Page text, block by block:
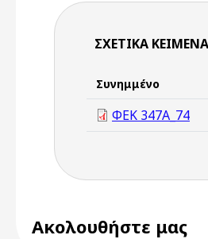
ΣΧΕΤΙΚΆ ΚΕΊΜΕΝΑ
Συνημμένο
ΦΕΚ 347Α_74
Ακολουθήστε μας